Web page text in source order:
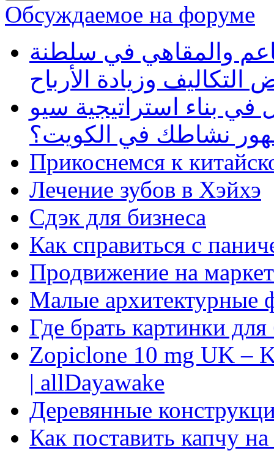
Обсуждаемое на форуме
والمقاهي في سلطنة
وزيادة الأرباح
بناء استراتيجية سيو
نشاطك في الكويت؟
Прикоснемся к
Лечение зубов в Хэйхэ
Сдэк для бизнеса
Как справиться с
Продвижение на
Малые архитектурные
Где брать картинки
Zopiclone 10 mg UK –
| allDayawake
Деревянные
Как поставить капчу